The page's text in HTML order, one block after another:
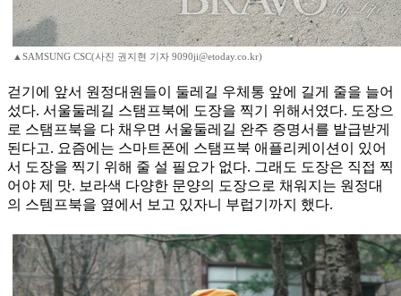
▲SAMSUNG CSC(사진 권지현 기자 9090ji@etoday.co.kr)
걷기에 앞서 원정대원들이 둘레길 우체통 앞에 길게 줄을 늘어
섰다. 서울둘레길 스탬프북에 도장을 찍기 위해서였다. 도장으
로 스탬프북을 다 채우면 서울둘레길 완주 증명서를 발급받게
된다고. 요즘에는 스마트폰에 스탬프북 애플리케이션이 있어
서 도장을 찍기 위해 줄 설 필요가 없다. 그래도 도장은 직접 찍
어야 제 맛. 보라색 다양한 문양의 도장으로 채워지는 원정대
의 스템프북을 옆에서 보고 있자니 부럽기까지 했다.